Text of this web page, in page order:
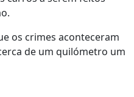
os crimes aconteceram
de um quilómetro um